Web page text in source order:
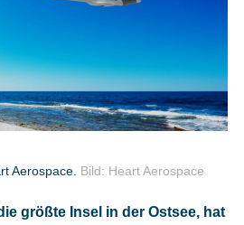
Impressum
Mediadaten
Aerospace. Bild: Heart Aerospace
größte Insel in der Ostsee, hat